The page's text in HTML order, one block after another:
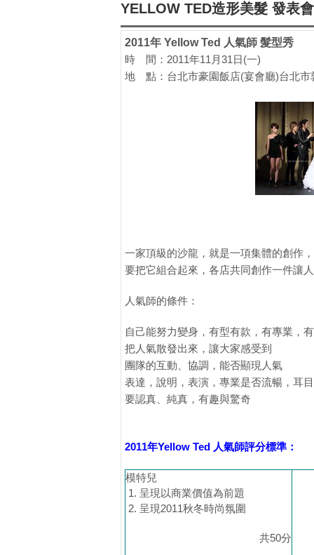
YELLOW TED造形美髮 發表
2011年 Yellow Ted 人氣師 髮型秀
時 間：2011年11月31日(一)
地 點：台北市豪園飯店(宴會廳)台北市
一家頂級的沙龍，就是一項集體的創作
要把它組合起來，各店共同創作一件讓
人氣師的條件：
自己能努力變身，有型有款，有專業，
把人氣散發出來，讓大家感受到
團隊的互動、協調，能否顯現人氣
表達，說明，表演，專業是否流暢，耳
要認真、純真，有趣與驚奇
2011年Yellow Ted 人氣師評分標準：
模特兒
呈現以商業價值為前題
呈現2011秋冬時尚氛圍
共50分